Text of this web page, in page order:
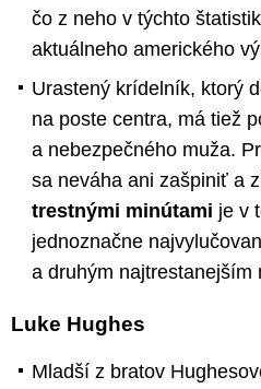
čo z neho v týchto
aktuálneho amerického
Urastený krídelník, ktorý
na poste centra, má tiež
a nebezpečného muža.
sa neváha ani zašpiniť a
trestnými minútami je v
jednoznačne
a druhým najtrestanejším
Luke Hughes
Mladší z bratov